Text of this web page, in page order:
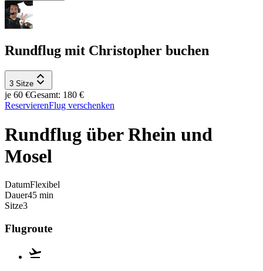
Rundflug mit Christopher buchen
3 Sitze
je 60 €Gesamt: 180 €
ReservierenFlug verschenken
Rundflug über Rhein und
Mosel
DatumFlexibel
Dauer45 min
Sitze3
Flugroute